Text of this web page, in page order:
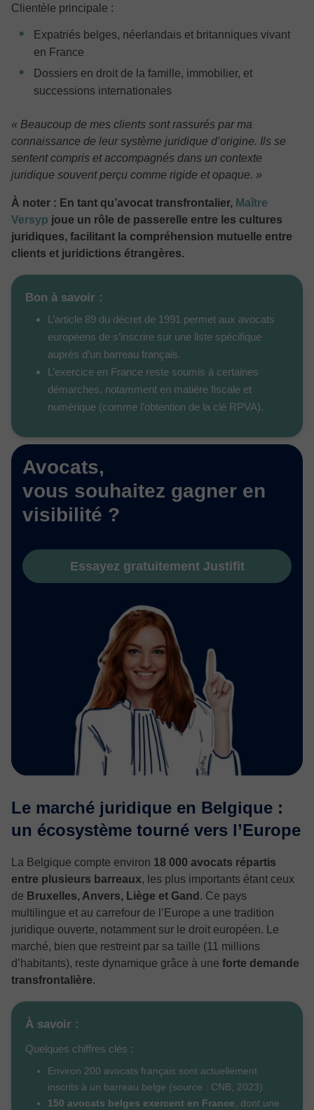
Clientèle principale :
Expatriés belges, néerlandais et britanniques vivant
en France
Dossiers en droit de la famille, immobilier, et
successions internationales
« Beaucoup de mes clients sont rassurés par ma
connaissance de leur système juridique d’origine. Ils se
sentent compris et accompagnés dans un contexte
juridique souvent perçu comme rigide et opaque. »
À noter : En tant qu’avocat transfrontalier, Maître
Versyp joue un rôle de passerelle entre les cultures
juridiques, facilitant la compréhension mutuelle entre
clients et juridictions étrangères.
Bon à savoir :
L’article 89 du décret de 1991 permet aux avocats
européens de s’inscrire sur une liste spécifique
auprès d’un barreau français.
L’exercice en France reste soumis à certaines
démarches, notamment en matière fiscale et
numérique (comme l’obtention de la clé RPVA).
Avocats,
vous souhaitez gagner en
visibilité ?
Essayez gratuitement Justifit
Le marché juridique en Belgique :
un écosystème tourné vers l’Europe
La Belgique compte environ 18 000 avocats répartis
entre plusieurs barreaux, les plus importants étant ceux
de Bruxelles, Anvers, Liège et Gand . Ce pays
multilingue et au carrefour de l’Europe a une tradition
juridique ouverte, notamment sur le droit européen. Le
marché, bien que restreint par sa taille (11 millions
d’habitants), reste dynamique grâce à une forte demande
transfrontalière.
À savoir :
Quelques chiffres clés :
Environ 200 avocats français sont actuellement
inscrits à un barreau belge (source : CNB, 2023).
150 avocats belges exercent en France , dont une